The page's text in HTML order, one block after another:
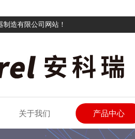
造有限公司网站！
关于我们 产品中心